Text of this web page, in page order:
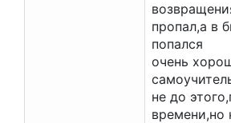
пропал,а в
попался
очень
не до
времени,но